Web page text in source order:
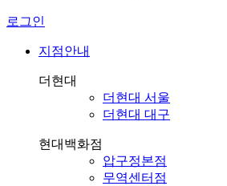
로그인
지점안내
더현대
더현대 서울
더현대 대구
현대백화점
압구정본점
무역센터점